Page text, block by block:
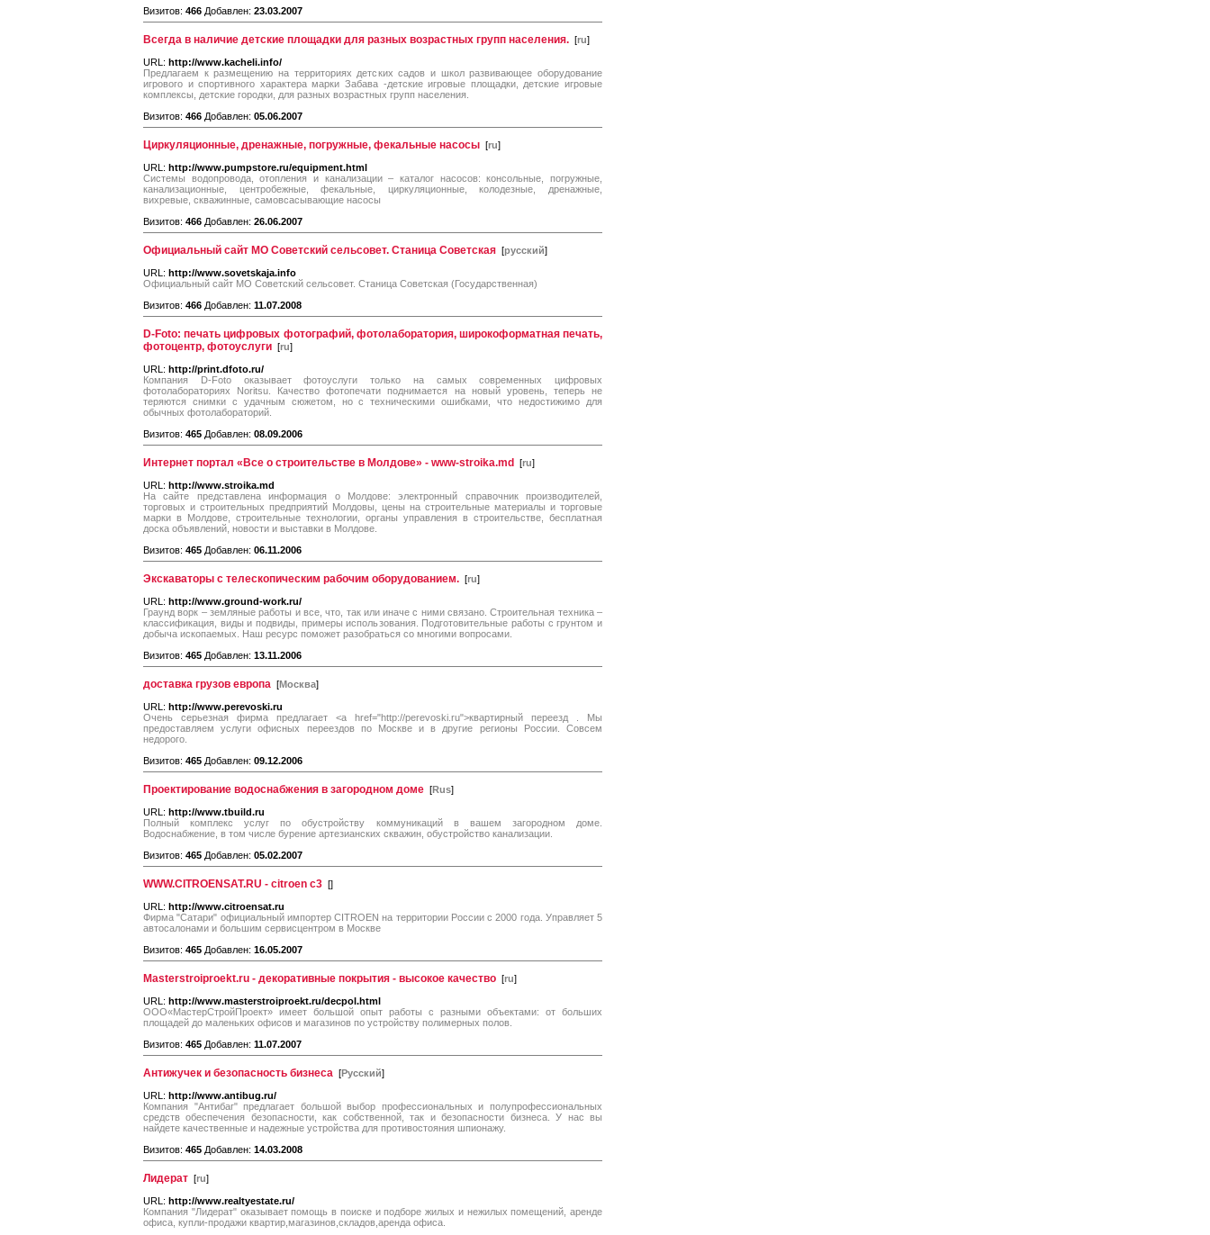
Визитов: 466 Добавлен: 23.03.2007
Всегда в наличие детские площадки для разных возрастных групп населения. [ru]
URL: http://www.kacheli.info/
Предлагаем к размещению на территориях детских садов и школ развивающее оборудование
игрового и спортивного характера марки Забава -детские игровые площадки, детские игровые
комплексы, детские городки, для разных возрастных групп населения.
Визитов: 466 Добавлен: 05.06.2007
Циркуляционные, дренажные, погружные, фекальные насосы [ru]
URL: http://www.pumpstore.ru/equipment.html
Системы водопровода, отопления и канализации – каталог насосов: консольные, погружные,
канализационные, центробежные, фекальные, циркуляционные, колодезные, дренажные,
вихревые, скважинные, самовсасывающие насосы
Визитов: 466 Добавлен: 26.06.2007
Официальный сайт МО Советский сельсовет. Станица Советская [русский]
URL: http://www.sovetskaja.info
Официальный сайт МО Советский сельсовет. Станица Советская (Государственная)
Визитов: 466 Добавлен: 11.07.2008
D-Foto: печать цифровых фотографий, фотолаборатория, широкоформатная печать,
фотоцентр, фотоуслуги [ru]
URL: http://print.dfoto.ru/
Компания D-Foto оказывает фотоуслуги только на самых современных цифровых
фотолабораториях Noritsu. Качество фотопечати поднимается на новый уровень, теперь не
теряются снимки с удачным сюжетом, но с техническими ошибками, что недостижимо для
обычных фотолабораторий.
Визитов: 465 Добавлен: 08.09.2006
Интернет портал «Все о строительстве в Молдове» - www-stroika.md [ru]
URL: http://www.stroika.md
На сайте представлена информация о Молдове: электронный справочник производителей,
торговых и строительных предприятий Молдовы, цены на строительные материалы и торговые
марки в Молдове, строительные технологии, органы управления в строительстве, бесплатная
доска объявлений, новости и выставки в Молдове.
Визитов: 465 Добавлен: 06.11.2006
Экскаваторы с телескопическим рабочим оборудованием. [ru]
URL: http://www.ground-work.ru/
Граунд ворк – земляные работы и все, что, так или иначе с ними связано. Строительная техника –
классификация, виды и подвиды, примеры использования. Подготовительные работы с грунтом и
добыча ископаемых. Наш ресурс поможет разобраться со многими вопросами.
Визитов: 465 Добавлен: 13.11.2006
доставка грузов европа [Москва]
URL: http://www.perevoski.ru
Очень серьезная фирма предлагает <a href="http://perevoski.ru">квартирный переезд . Мы
предоставляем услуги офисных переездов по Москве и в другие регионы России. Совсем
недорого.
Визитов: 465 Добавлен: 09.12.2006
Проектирование водоснабжения в загородном доме [Rus]
URL: http://www.tbuild.ru
Полный комплекс услуг по обустройству коммуникаций в вашем загородном доме.
Водоснабжение, в том числе бурение артезианских скважин, обустройство канализации.
Визитов: 465 Добавлен: 05.02.2007
WWW.CITROENSAT.RU - citroen c3 []
URL: http://www.citroensat.ru
Фирма "Сатари" официальный импортер CITROEN на территории России с 2000 года. Управляет 5
автосалонами и большим сервисцентром в Москве
Визитов: 465 Добавлен: 16.05.2007
Masterstroiproekt.ru - декоративные покрытия - высокое качество [ru]
URL: http://www.masterstroiproekt.ru/decpol.html
ООО«МастерСтройПроект» имеет большой опыт работы с разными объектами: от больших
площадей до маленьких офисов и магазинов по устройству полимерных полов.
Визитов: 465 Добавлен: 11.07.2007
Антижучек и безопасность бизнеса [Русский]
URL: http://www.antibug.ru/
Компания "Антибаг" предлагает большой выбор профессиональных и полупрофессиональных
средств обеспечения безопасности, как собственной, так и безопасности бизнеса. У нас вы
найдете качественные и надежные устройства для противостояния шпионажу.
Визитов: 465 Добавлен: 14.03.2008
Лидерат [ru]
URL: http://www.realtyestate.ru/
Компания "Лидерат" оказывает помощь в поиске и подборе жилых и нежилых помещений, аренде
офиса, купли-продажи квартир,магазинов,складов,аренда офиса.